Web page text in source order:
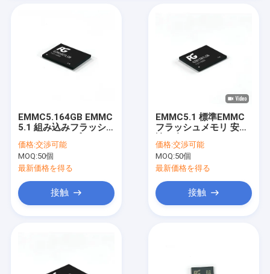
EMMC5.164GB EMMC
5.1 組み込みフラッシ
トテレビ・タブレット
用デジタルカメラ用 高
速低消費電力のストレ
ージ
価格:交渉可能
MOQ:50個
最新価格を得る
接触
EMMC5.1 標準EMMC
フラッシュメモリ 安定
ビタブレットセットト
ップボックス
価格:交渉可能
MOQ:50個
最新価格を得る
接触